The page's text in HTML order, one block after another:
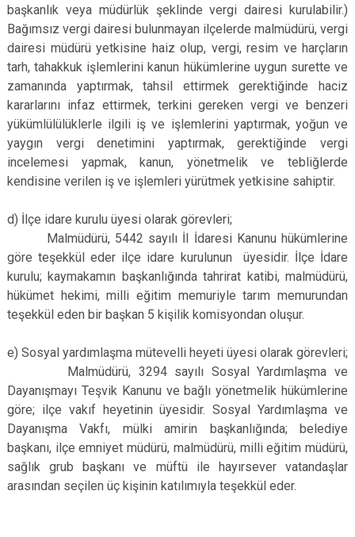
başkanlık veya müdürlük şeklinde vergi dairesi kurulabilir.)
Bağımsız vergi dairesi bulunmayan ilçelerde malmüdürü, vergi
dairesi müdürü yetkisine haiz olup, vergi, resim ve harçların
tarh, tahakkuk işlemlerini kanun hükümlerine uygun surette ve
zamanında yaptırmak, tahsil ettirmek gerektiğinde haciz
kararlarını infaz ettirmek, terkini gereken vergi ve benzeri
yükümlülülüklerle ilgili iş ve işlemlerini yaptırmak, yoğun ve
yaygın vergi denetimini yaptırmak, gerektiğinde vergi
incelemesi yapmak, kanun, yönetmelik ve tebliğlerde
kendisine verilen iş ve işlemleri yürütmek yetkisine sahiptir.
d) İlçe idare kurulu üyesi olarak görevleri;
Malmüdürü, 5442 sayılı İl İdaresi Kanunu hükümlerine
göre teşekkül eder ilçe idare kurulunun üyesidir. İlçe İdare
kurulu; kaymakamın başkanlığında tahrirat katibi, malmüdürü,
hükümet hekimi, milli eğitim memuriyle tarım memurundan
teşekkül eden bir başkan 5 kişilik komisyondan oluşur.
e) Sosyal yardımlaşma mütevelli heyeti üyesi olarak görevleri;
Malmüdürü, 3294 sayılı Sosyal Yardımlaşma ve
Dayanışmayı Teşvik Kanunu ve bağlı yönetmelik hükümlerine
göre; ilçe vakıf heyetinin üyesidir. Sosyal Yardımlaşma ve
Dayanışma Vakfı, mülki amirin başkanlığında; belediye
başkanı, ilçe emniyet müdürü, malmüdürü, milli eğitim müdürü,
sağlık grub başkanı ve müftü ile hayırsever vatandaşlar
arasından seçilen üç kişinin katılımıyla teşekkül eder.